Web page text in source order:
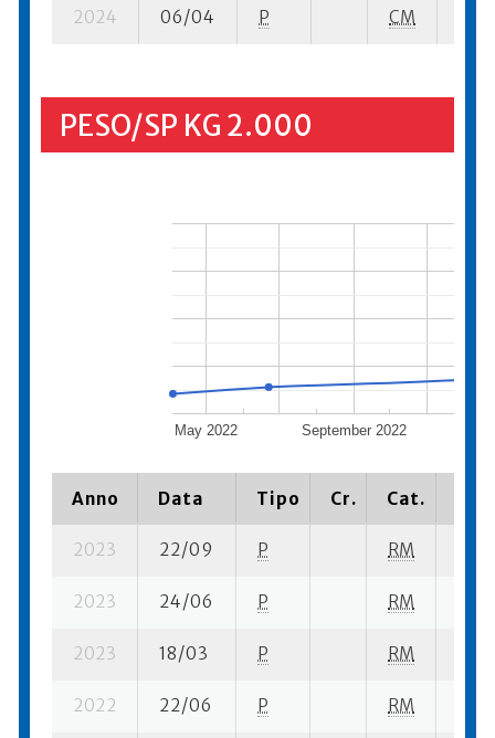
2024 06/04 P CM
PESO/SP KG 2.000
May 2022 September 2022
Anno Data Tipo Cr. Cat.
2023 22/09 P RM
2023 24/06 P RM
2023 18/03 P RM
2022 22/06 P RM